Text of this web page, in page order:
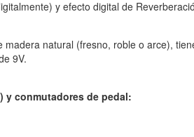
y efecto digital de
madera natural (fresno, roble o arce),
9V.
y conmutadores de pedal: